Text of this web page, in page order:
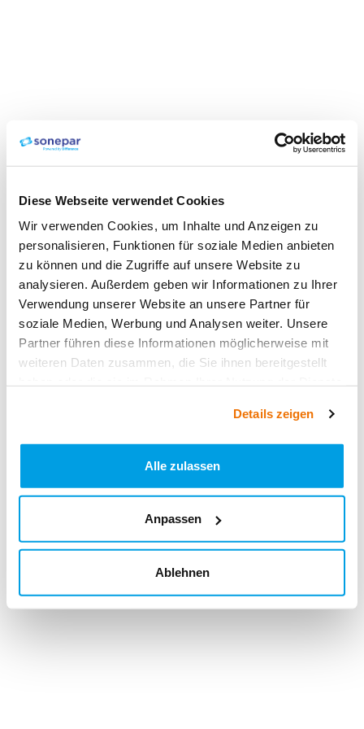
Diese Webseite verwendet Cookies
Wir verwenden Cookies, um Inhalte und Anzeigen zu
personalisieren, Funktionen für soziale Medien anbieten
zu können und die Zugriffe auf unsere Website zu
analysieren. Außerdem geben wir Informationen zu Ihrer
Verwendung unserer Website an unsere Partner für
soziale Medien, Werbung und Analysen weiter. Unsere
Partner führen diese Informationen möglicherweise mit
weiteren Daten zusammen, die Sie ihnen bereitgestellt
Details zeigen
Alle zulassen
Anpassen
Ablehnen